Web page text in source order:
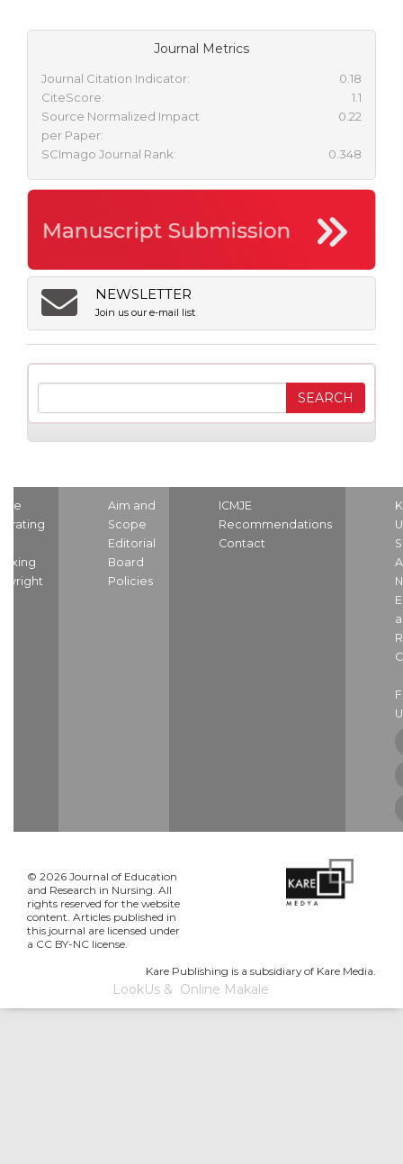
Journal Metrics
Journal Citation Indicator:
0.18
CiteScore:
1.1
Source Normalized Impact
per Paper:
0.22
SCImago Journal Rank: 0.348
NEWSLETTER
Join us our e-mail list
Aim and
Scope
Editorial
Board
Policies
ICMJE
Recommendations
Contact
© 2026 Journal of Education
and Research in Nursing. All
rights reserved for the website
content. Articles published in
this journal are licensed under
a CC BY-NC license.
Kare Publishing is a subsidiary of Kare Media.
LookUs& Online Makale